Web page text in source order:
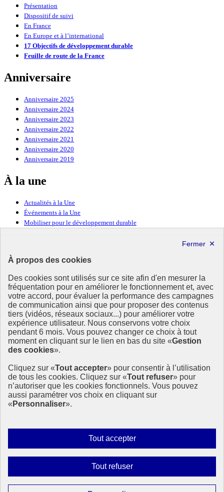
À propos des cookies
Des cookies sont utilisés sur ce site afin d'en mesurer la
fréquentation pour en améliorer le fonctionnement et, avec
votre accord, pour évaluer la performance des campagnes
de communication ainsi que pour proposer des contenus
tiers (vidéos, réseaux sociaux...) pour améliorer votre
expérience utilisateur. Nous conservons votre choix
pendant 6 mois. Vous pouvez changer ce choix à tout
moment en cliquant sur le lien en bas du site «Gestion
des cookies».
Cliquez sur «Tout accepter» pour consentir à l’utilisation
de tous les cookies. Cliquez sur «Tout refuser» pour
n’autoriser que les cookies fonctionnels. Vous pouvez
aussi paramétrer vos choix en cliquant sur
« Personnaliser».
Tout accepterAutoriser
tous
Tout refuserInterdire
tous
Présentation
Dispositif de suivi
En France
En Europe et à l’international
17 Objectifs de développement durable
Feuille de route de la France
Anniversaire
Anniversaire 2025
Anniversaire 2024
Anniversaire 2023
Anniversaire 2022
Anniversaire 2021
Anniversaire 2020
Anniversaire 2019
À la une
Actualités à la Une
Événements à la Une
Mobiliser pour le développement durable
Ressources
Ressources
La Méth’ODD
Gouvernement
Ce site propose l’information de référence concernant l’Agenda
2030 et la feuille de route de la France. Il valorise la mobilisation de
tous les acteurs.
info.gouv.fr- ouvre une nouvelle fenêtre
service-public.fr - ouvre une nouvelle fenêtre
legifrance.gouv.fr- ouvre une nouvelle fenêtre
data.gouv.fr- ouvre une nouvelle fenêtre
Plan du site
Mentions légales